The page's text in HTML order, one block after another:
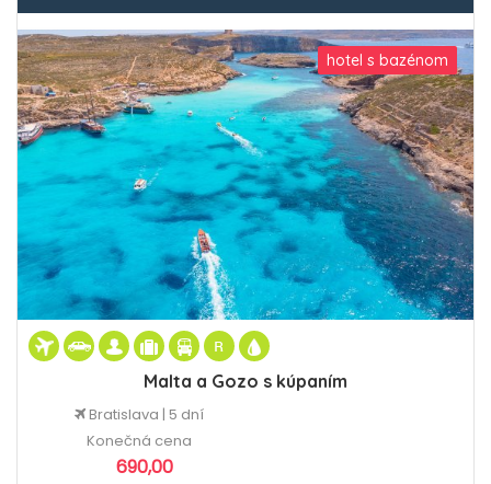
hotel s bazénom
Malta a Gozo s kúpaním
Bratislava | 5 dní
Konečná cena
690,00